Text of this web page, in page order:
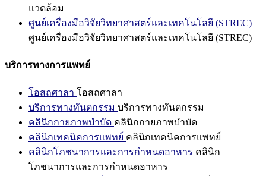
แวดล้อม
ศูนย์เครื่องมือวิจัยวิทยาศาสตร์และเทคโนโลยี (STREC)
ศูนย์เครื่องมือวิจัยวิทยาศาสตร์และเทคโนโลยี (STREC)
บริการทางการแพทย์
โอสถศาลา โอสถศาลา
บริการทางทันตกรรม บริการทางทันตกรรม
คลินิกกายภาพบำบัด คลินิกกายภาพบำบัด
คลินิกเทคนิคการแพทย์ คลินิกเทคนิคการแพทย์
คลินิกโภชนาการและการกำหนดอาหาร คลินิก
โภชนาการและการกำหนดอาหาร